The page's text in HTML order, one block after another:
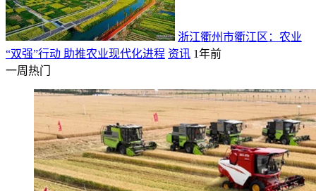
浙江衢州市衢江区：农业
“双强”行动 助推农业现代化进程 资讯 1年前
一周热门